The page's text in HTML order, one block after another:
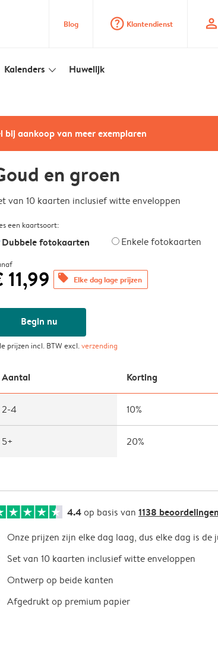
Blog question_mark_circle Klantendienst profile
Kalenders slim_arrow_down Huwelijk
aankoop van meer exemplaren
en groen
van 10 kaarten inclusief witte enveloppen
een kaartsoort:
Dubbele fotokaarten Enkele fotokaarten
11,99 offers Elke dag lage prijzen
Begin nu
prijzen incl. BTW excl.verzending
Aantal Korting
2-4 10%
5+ 20%
4.4op basis van 1138 beoordelingen
Onze prijzen zijn elke dag laag, dus elke dag is
Set van 10 kaarten inclusief witte enveloppen
Ontwerp op beide kanten
Afgedrukt op premium papier